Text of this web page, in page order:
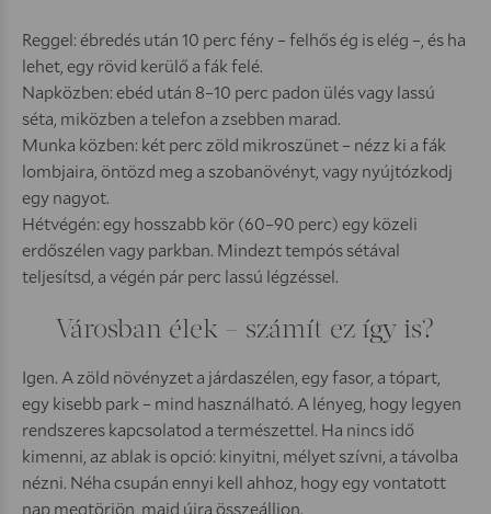
Reggel: ébredés után 10 perc fény – felhős ég is elég –, és ha
lehet, egy rövid kerülő a fák felé.
Napközben: ebéd után 8–10 perc padon ülés vagy lassú
séta, miközben a telefon a zsebben marad.
Munka közben: két perc zöld mikroszünet – nézz ki a fák
lombjaira, öntözd meg a szobanövényt, vagy nyújtózkodj
egy nagyot.
Hétvégén: egy hosszabb kör (60–90 perc) egy közeli
erdőszélen vagy parkban. Mindezt tempós sétával
teljesítsd, a végén pár perc lassú légzéssel.
Városban élek – számít ez így is?
Igen. A zöld növényzet a járdaszélen, egy fasor, a tópart,
egy kisebb park – mind használható. A lényeg, hogy legyen
rendszeres kapcsolatod a természettel. Ha nincs idő
kimenni, az ablak is opció: kinyitni, mélyet szívni, a távolba
nézni. Néha csupán ennyi kell ahhoz, hogy egy vontatott
nap megtörjön, majd újra összeálljon.